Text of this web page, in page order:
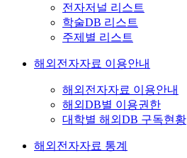
전자저널 리스트
학술DB 리스트
주제별 리스트
해외전자자료 이용안내
해외전자자료 이용안내
해외DB별 이용권한
대학별 해외DB 구독현황
해외전자자료 통계